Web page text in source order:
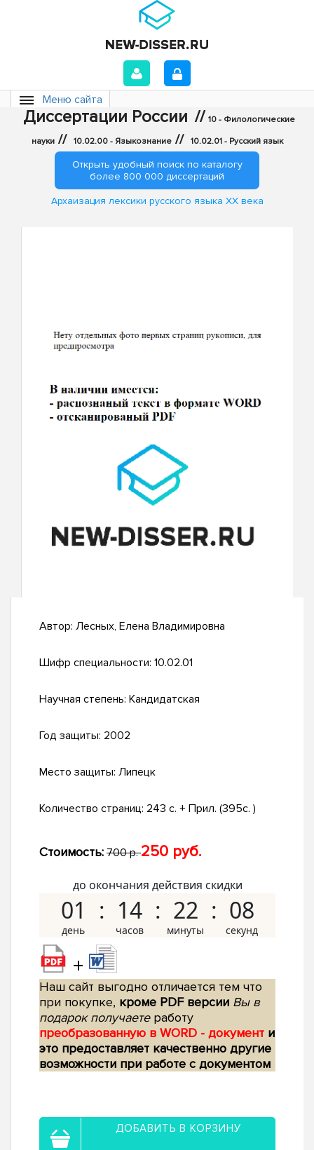
Меню сайта
Диссертации России // 10 - Филологические
науки // 10.02.00 - Языкознание // 10.02.01 - Русский язык
Открыть удобный поиск по каталогу
более 800 000 диссертаций
Архаизация лексики русского языка XX века
Автор: Лесных, Елена Владимировна
Шифр специальности: 10.02.01
Научная степень: Кандидатская
Год защиты: 2002
Место защиты: Липецк
Количество страниц: 243 с. + Прил. (395с. )
Стоимость: 700 р.250 руб.
до окончания действия скидки
01 14 22 07
+
Наш сайт выгодно отличается тем что
при покупке, кроме PDF версии Вы в
подарок получаетеработу
преобразованную в WORD - документ и
это предоставляет качественно другие
возможности при работе с документом
ДОБАВИТЬ В КОРЗИНУ